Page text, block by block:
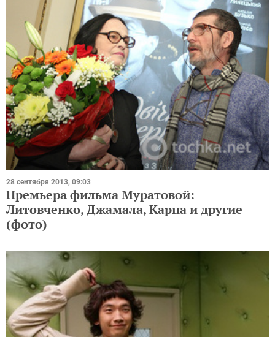
28 сентября 2013, 09:03
Премьера фильма Муратовой:
Литовченко, Джамала, Карпа и другие
(фото)